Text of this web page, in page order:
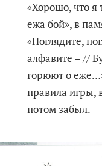
«Хорошо, что я
ежа бой», в
«Поглядите,
алфавите – //
горюют о
правила игры,
потом забыл.